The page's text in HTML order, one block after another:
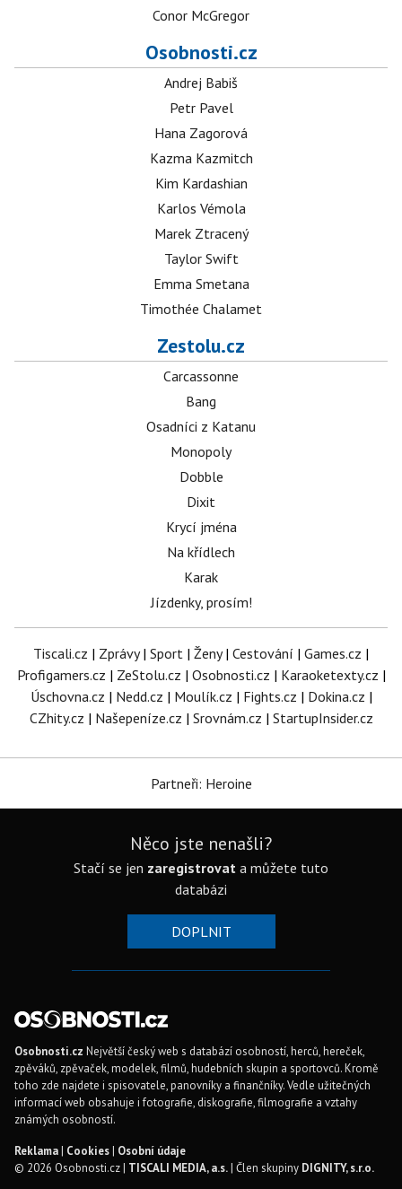
Conor McGregor
Osobnosti.cz
Andrej Babiš
Petr Pavel
Hana Zagorová
Kazma Kazmitch
Kim Kardashian
Karlos Vémola
Marek Ztracený
Taylor Swift
Emma Smetana
Timothée Chalamet
Zestolu.cz
Carcassonne
Bang
Osadníci z Katanu
Monopoly
Dobble
Dixit
Krycí jména
Na křídlech
Karak
Jízdenky, prosím!
Tiscali.cz | Zprávy| Sport | Ženy| Cestování | Games.cz |
Profigamers.cz | ZeStolu.cz | Osobnosti.cz | Karaoketexty.cz |
Úschovna.cz | Nedd.cz | Moulík.cz | Fights.cz | Dokina.cz |
CZhity.cz | Našepeníze.cz | Srovnám.cz | StartupInsider.cz
Partneři: Heroine
Něco jste nenašli?
Stačí se jen zaregistrovat a můžete tuto
databázi
DOPLNIT
Osobnosti.cz Největší český web s databází osobností, herců, hereček,
zpěváků, zpěvaček, modelek, filmů, hudebních skupin a sportovců. Kromě
toho zde najdete i spisovatele, panovníky a finančníky. Vedle užitečných
informací web obsahuje i fotografie, diskografie, filmografie a vztahy
známých osobností.
Reklama| Cookies| Osobní údaje
© 2026 Osobnosti.cz | TISCALI MEDIA, a.s.| Člen skupiny DIGNITY, s.r.o.